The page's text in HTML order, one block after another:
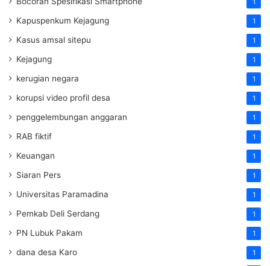
1
Kapuspenkum Kejagung 1
Kasus amsal sitepu 1
Kejagung 1
kerugian negara 1
korupsi video profil desa 1
penggelembungan anggaran 1
RAB fiktif 1
Keuangan 1
Siaran Pers 1
Universitas Paramadina 1
Pemkab Deli Serdang 1
PN Lubuk Pakam 1
dana desa Karo 1